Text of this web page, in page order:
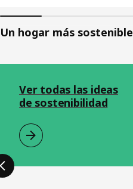
Un hogar más sostenible
Ver todas las ideas
de sostenibilidad